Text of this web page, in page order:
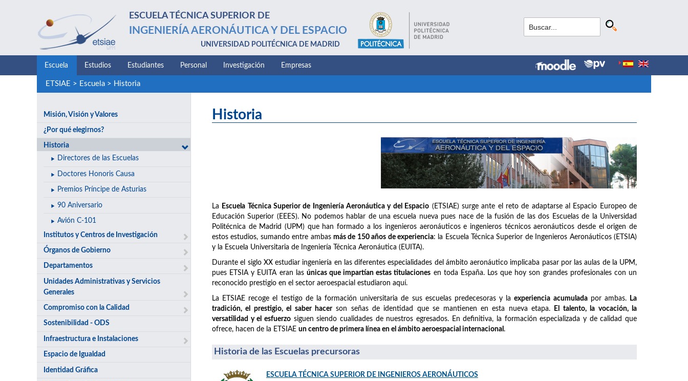
ESCUELA TÉCNICA SUPERIOR DE
INGENIERÍA AERONÁUTICA Y DEL ESPACIO
UNIVERSIDAD POLITÉCNICA DE MADRID
Escuela Estudios Estudiantes Personal Investigación Empresas
ETSIAE > Escuela> Historia
Misión, Visión y Valores
¿Por qué elegirnos?
Historia
Directores de las Escuelas
Doctores Honoris Causa
Premios Príncipe de Asturias
90 Aniversario
Avión C-101
Institutos y Centros de Investigación
Órganos de Gobierno
Departamentos
Unidades Administrativas y Servicios
Generales
Compromiso con la Calidad
Sostenibilidad - ODS
Infraestructura e Instalaciones
Espacio de Igualdad
Identidad Gráfica
Historia
La Escuela Técnica Superior de Ingeniería Aeronáutica y del Espacio (ETSIAE) surge ante el reto de adaptarse al Espacio Europeo de
Educación Superior (EEES). No podemos hablar de una escuela nueva pues nace de la fusión de las dos Escuelas de la Universidad
Politécnica de Madrid (UPM) que han formado a los ingenieros aeronáuticos e ingenieros técnicos aeronáuticos desde el origen de
estos estudios, sumando entre ambas más de 150 años de experiencia: la Escuela Técnica Superior de Ingenieros Aeronáuticos (ETSIA)
y la Escuela Universitaria de Ingeniería Técnica Aeronáutica (EUITA).
Durante el siglo XX estudiar ingeniería en las diferentes especialidades del ámbito aeronáutico implicaba pasar por las aulas de la UPM,
pues ETSIA y EUITA eran las únicas que impartían estas titulaciones en toda España. Los que hoy son grandes profesionales con un
reconocido prestigio en el sector aeroespacial estudiaron aquí.
La ETSIAE recoge el testigo de la formación universitaria de sus escuelas predecesoras y laexperiencia acumuladapor ambas.
La
tradición, el prestigio, el saber hacerson señas de identidad que se mantienen en esta nueva etapa.
El talento, la vocación, la
versatilidad y el esfuerzo siguen siendo cualidades de nuestros egresados. En definitiva, la formación especializada y de calidad que
ofrece, hacen de la ETSIAE un centro de primera línea en el ámbito aeroespacial internacional .
Historia de las Escuelas precursoras
ESCUELA TÉCNICA SUPERIOR DE INGENIEROS AERONÁUTICOS